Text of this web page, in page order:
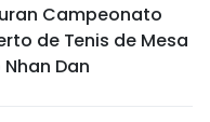
Campeonato
de Tenis de Mesa
Dan